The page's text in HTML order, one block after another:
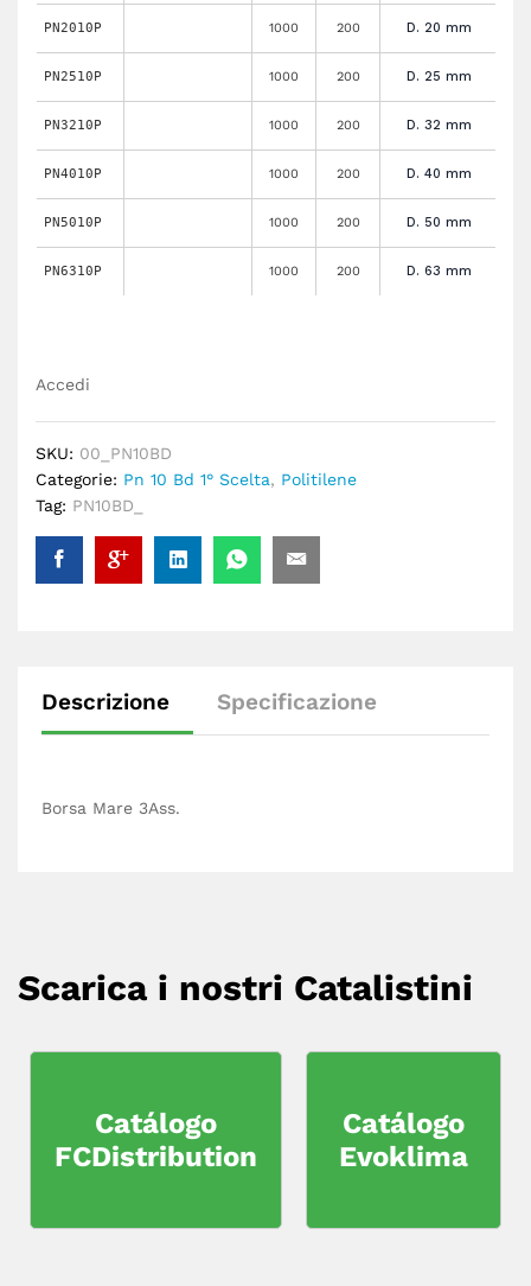
PN2010P 1000 200 D. 20 mm
PN2510P 1000 200 D. 25 mm
PN3210P 1000 200 D. 32 mm
PN4010P 1000 200 D. 40 mm
PN5010P 1000 200 D. 50 mm
PN6310P 1000 200 D. 63 mm
Accedi
SKU: 00_PN10BD
Categorie: Pn 10 Bd 1° Scelta, Politilene
Tag: PN10BD_
Descrizione Specificazione
Borsa Mare 3Ass.
Scarica i nostri Catalistini
Catálogo
FCDistribution
Catálogo
Evoklima